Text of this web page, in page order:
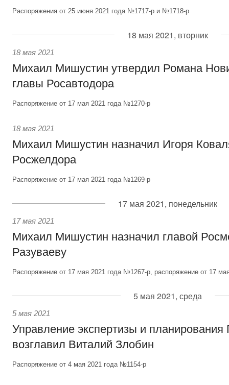
Распоряжения от 25 июня 2021 года №1717-р и №1718-р
18 мая 2021, вторник
18 мая 2021
Михаил Мишустин утвердил Романа
главы Росавтодора
Распоряжение от 17 мая 2021 года №1270-р
18 мая 2021
Михаил Мишустин назначил Игоря
Росжелдора
Распоряжение от 17 мая 2021 года №1269-р
17 мая 2021, понедельник
17 мая 2021
Михаил Мишустин назначил главой
Разуваеву
Распоряжение от 17 мая 2021 года №1267-р, распоряжение от 17
5 мая 2021, среда
5 мая 2021
Управление экспертизы и планирования
возглавил Виталий Злобин
Распоряжение от 4 мая 2021 года №1154-р